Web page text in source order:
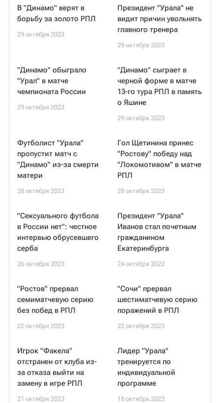
В "Динамо" верят в
борьбу за золото РПЛ
29 октября 2023
Президент "Урала" не
видит причин увольнять
главного тренера
29 октября 2023
"Динамо" обыграло
"Урал" в матче
чемпионата России
29 октября 2023
"Динамо" сыграет в
черной форме в матче
13-го тура РПЛ в память
о Яшине
29 октября 2023
Футболист "Урала"
пропустит матч с
"Динамо" из-за смерти
матери
28 октября 2023
Гол Щетинина принес
"Ростову" победу над
"Локомотивом" в матче
РПЛ
28 октября 2023
"Сексуального футбола
в России нет": честное
интервью обрусевшего
серба
26 октября 2023
Президент "Урала"
Иванов стал почетным
гражданином
Екатеринбурга
24 октября 2023
"Ростов" прервал
семиматчевую серию
без побед в РПЛ
22 октября 2023
"Сочи" прервал
шестиматчевую серию
поражений в РПЛ
22 октября 2023
Игрок "Факела"
отстранен от клуба из-
за отказа выйти на
замену в игре РПЛ
21 октября 2023
Лидер "Урала"
тренируется по
индивидуальной
программе
18 октября 2023